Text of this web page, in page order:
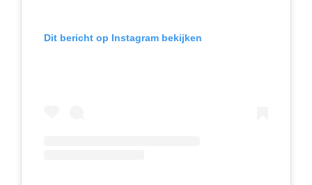
Dit bericht op Instagram bekijken